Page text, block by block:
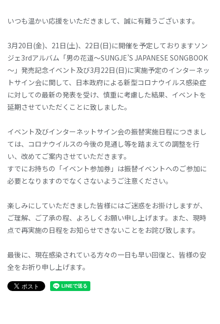
いつも温かい応援をいただきまして、誠に有難うございます。
3月20日(金)、21日(土)、22日(日)に開催を予定しておりますソン
ジェ3rdアルバム「男の花道～SUNGJE’S JAPANESE SONGBOOK
～」発売記念イベント及び3月22日(日)に実施予定のインターネッ
トサイン会に関して、日本政府による新型コロナウイルス感染症
に対しての最新の発表を受け、慎重に考慮した結果、イベントを
延期させていただくことに致しました。
イベント及びインターネットサイン会の振替実施日程につきまし
ては、コロナウイルスの今後の見通し等を踏まえての調整を行
い、改めてご案内させていただきます。
すでにお持ちの「イベント参加券」は振替イベントへのご参加に
必要となりますのでなくさないようご注意ください。
楽しみにしていただきました皆様にはご迷惑をお掛けしますが、
ご理解、ご了承の程、よろしくお願い申し上げます。また、現時
点で再実施の日程をお知らせできないことをお詫び致します。
最後に、現在感染されている方々の一日も早い回復と、皆様の安
全をお祈り申し上げます。